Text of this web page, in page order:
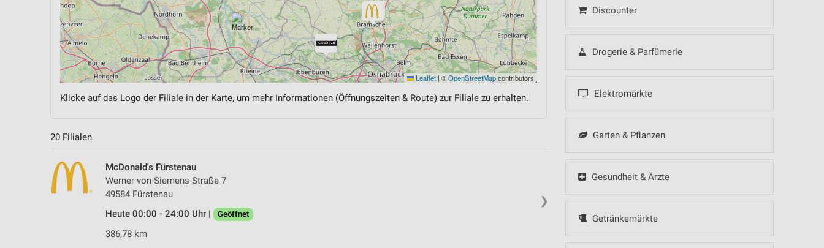
Discounter
Drogerie & Parfümerie
Elektromärkte
Garten & Pflanzen
Gesundheit & Ärzte
Getränkemärkte
Leaflet | ©OpenStreetMapcontributors
Klicke auf das Logo der Filiale in der Karte, um mehr Informationen (Öffnungszeiten & Route) zur Filiale zu erhalten.
20 Filialen
❯
McDonald's Fürstenau
Werner-von-Siemens-Straße 7
49584 Fürstenau
Heute 00:00 - 24:00 Uhr |
Geöffnet
386,78 km